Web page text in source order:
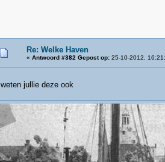
Re: Welke Haven
« Antwoord #382 Gepost op: 25-10-2012,
weten jullie deze ook